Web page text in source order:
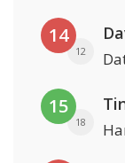
14
12
15
18